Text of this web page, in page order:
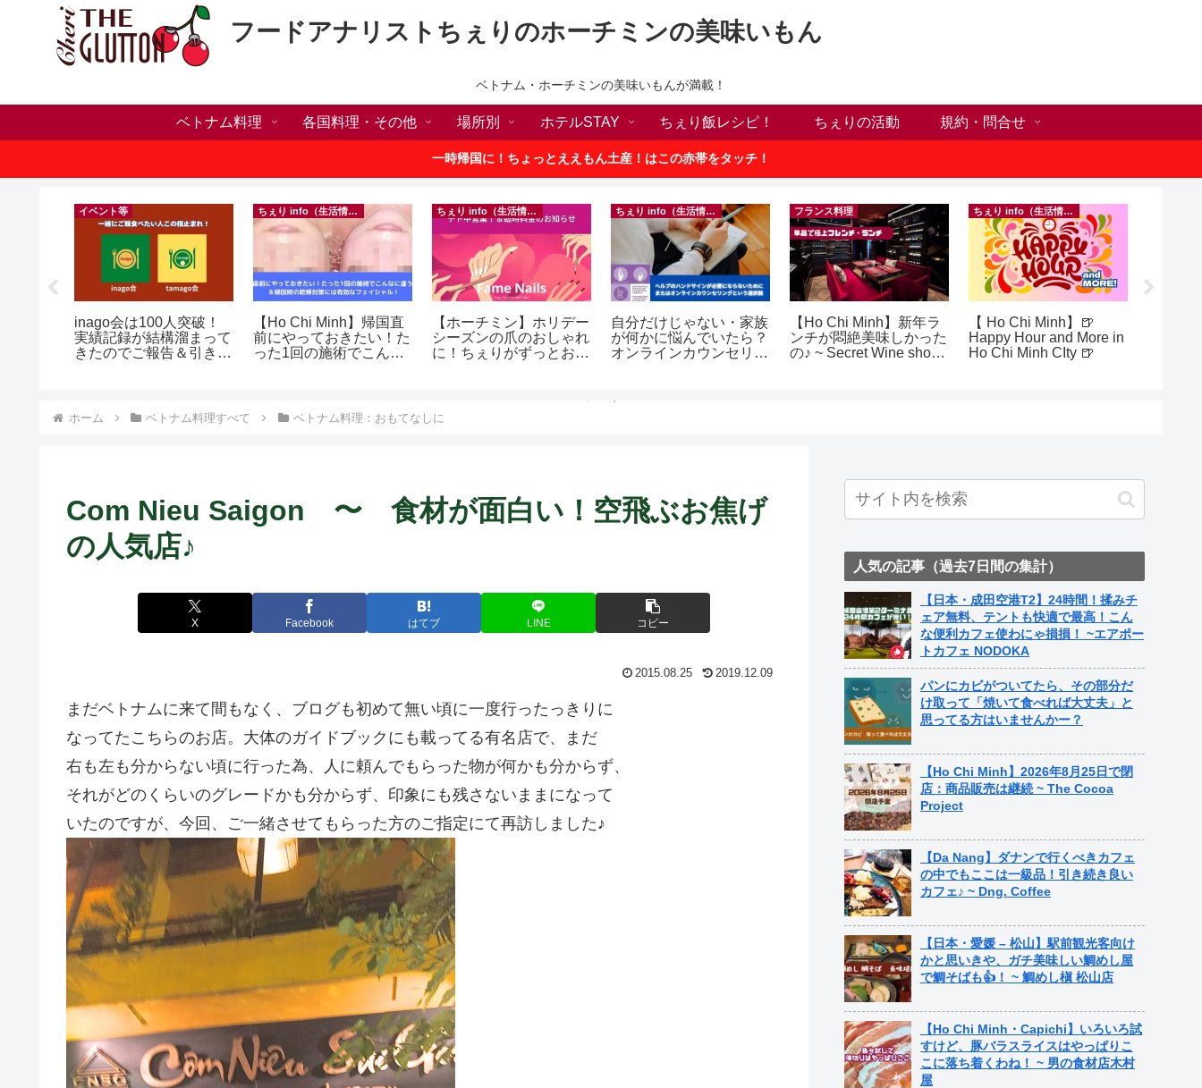
フードアナリストちぇりのホーチミンの美味いもん
ベトナム・ホーチミンの美味いもんが満載！
ベトナム料理 各国料理・その他 場所別 ホテルSTAY ちぇり飯レシピ！ ちぇりの活動 規約・問合せ
一時帰国に！ちょっとええもん土産！はこの赤帯をタッチ！
イベント等
inago会は100人突破！
実績記録が結構溜まって
きたのでご報告＆引き続
ちぇり info（生活情報）
【Ho Chi Minh】帰国直
前にやっておきたい！た
った1回の施術でこんな
ちぇり info（生活情報）
【ホーチミン】ホリデー
シーズンの爪のおしゃれ
に！ちぇりがずっとお世
ト中営業予定追記） ~
ちぇり info（生活情報）
自分だけじゃない・家族
が何かに悩んでいたら？
オンラインカウンセリン
フランス料理
【Ho Chi Minh】新年ラ
ンチが悶絶美味しかった
の♪ ~ Secret Wine shop
ちぇり info（生活情報）
【 Ho Chi Minh】🍺
Happy Hour and More in
Ho Chi Minh CIty 🍺
ホーム ベトナム料理すべて ベトナム料理：おもてなしに
Com Nieu Saigon 〜 食材が面白い！空飛ぶお焦げ
の人気店♪
X Facebook はてブ LINE コピー
2015.08.25 2019.12.09
まだベトナムに来て間もなく、ブログも初めて無い頃に一度行ったっきりに
なってたこちらのお店。大体のガイドブックにも載ってる有名店で、まだ
右も左も分からない頃に行った為、人に頼んでもらった物が何かも分からず、
それがどのくらいのグレードかも分からず、印象にも残さないままになって
いたのですが、今回、ご一緒させてもらった方のご指定にて再訪しました♪
人気の記事（過去7日間の集計）
【日本・成田空港T2】24時間！揉みチ
ェア無料、テントも快適で最高！こん
な便利カフェ使わにゃ損損！ ~エアポー
トカフェ NODOKA
パンにカビがついてたら、その部分だ
け取って「焼いて食べれば大丈夫」と
思ってる方はいませんかー？
【Ho Chi Minh】2026年8月25日で閉
店：商品販売は継続 ~ The Cocoa
Project
【Da Nang】ダナンで行くべきカフェ
の中でもここは一級品！引き続き良い
カフェ♪ ~ Dng. Coffee
【日本・愛媛 – 松山】駅前観光客向け
かと思いきや、ガチ美味しい鯛めし屋
で鯛そばも👍！ ~ 鯛めし槇 松山店
【Ho Chi Minh・Capichi】いろいろ試
すけど、豚バラスライスはやっぱりこ
こに落ち着くわね！ ~ 男の食材店木村
屋